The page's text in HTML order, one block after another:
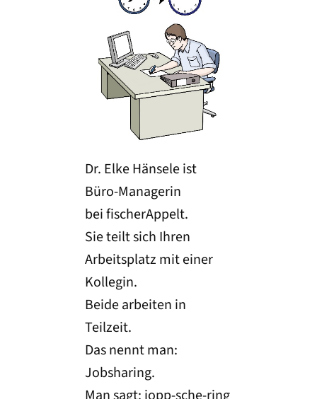
Dr. Elke Hänsele ist
Büro-Managerin
bei fischerAppelt.
Sie teilt sich Ihren
Arbeitsplatz mit einer
Kollegin.
Beide arbeiten in
Teilzeit.
Das nennt man:
Jobsharing.